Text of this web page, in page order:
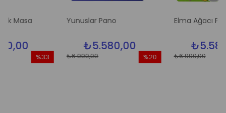
Yunuslar Pano
₺5.580,00
₺6.990,00
Elma Ağacı Pano
₺5.580,00
₺6.990,00